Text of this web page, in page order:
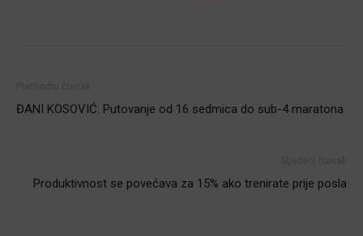
ĐANI KOSOVIĆ: Putovanje od 16 sedmica do sub-4 maratona
Produktivnost se povećava za 15% ako trenirate prije posla